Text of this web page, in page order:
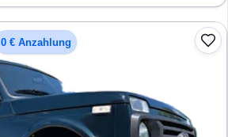
0 € Anzahlung